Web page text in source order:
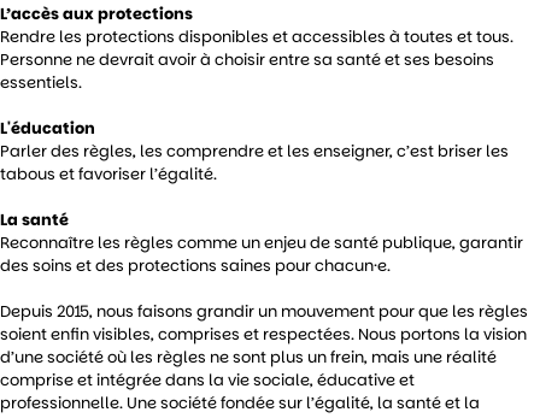
L’accès aux protections
Rendre les protections disponibles et accessibles à toutes et tous.
Personne ne devrait avoir à choisir entre sa santé et ses besoins
essentiels.
L'éducation
Parler des règles, les comprendre et les enseigner, c’est briser les
tabous et favoriser l’égalité.
La santé
Reconnaître les règles comme un enjeu de santé publique, garantir
des soins et des protections saines pour chacun·e.
Depuis 2015, nous faisons grandir un mouvement pour que les règles
soient enfin visibles, comprises et respectées. Nous portons la vision
d’une société où les règles ne sont plus un frein, mais une réalité
comprise et intégrée dans la vie sociale, éducative et
professionnelle. Une société fondée sur l’égalité, la santé et la